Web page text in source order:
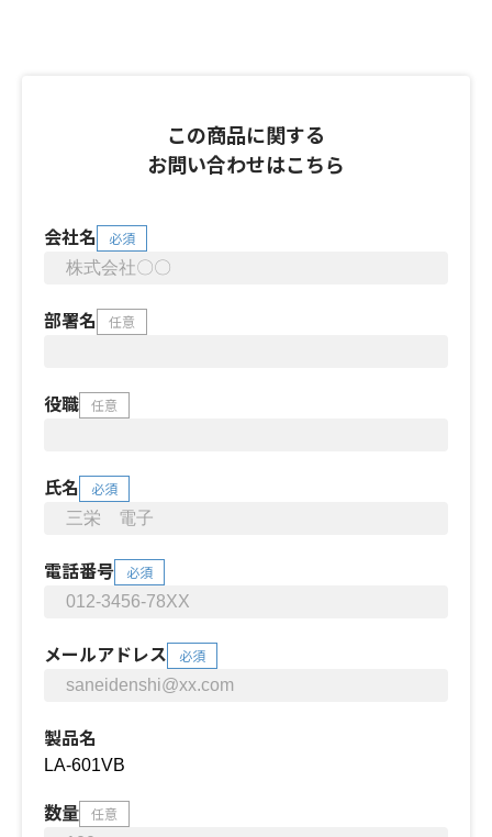
この商品に関する
お問い合わせはこちら
会社名 必須
部署名 任意
役職 任意
氏名 必須
電話番号 必須
メールアドレス 必須
製品名
数量 任意